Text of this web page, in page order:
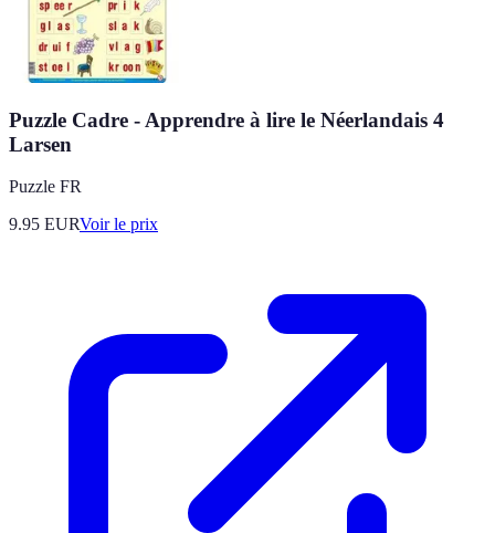
Puzzle Cadre - Apprendre à lire le Néerlandais 4
Larsen
Puzzle FR
9.95 EURVoir le prix